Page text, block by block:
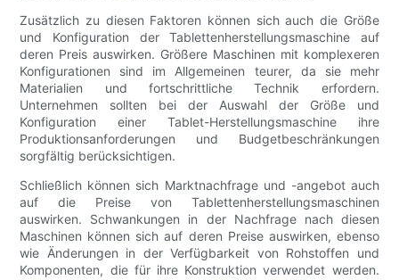
Zusätzlich zu diesen Faktoren können sich auch die Größe
und Konfiguration der Tablettenherstellungsmaschine auf
deren Preis auswirken. Größere Maschinen mit komplexeren
Konfigurationen sind im Allgemeinen teurer, da sie mehr
Materialien und fortschrittliche Technik erfordern.
Unternehmen sollten bei der Auswahl der Größe und
Konfiguration einer Tablet-Herstellungsmaschine ihre
Produktionsanforderungen und Budgetbeschränkungen
sorgfältig berücksichtigen.
Schließlich können sich Marktnachfrage und -angebot auch
auf die Preise von Tablettenherstellungsmaschinen
auswirken. Schwankungen in der Nachfrage nach diesen
Maschinen können sich auf deren Preise auswirken, ebenso
wie Änderungen in der Verfügbarkeit von Rohstoffen und
Komponenten, die für ihre Konstruktion verwendet werden.